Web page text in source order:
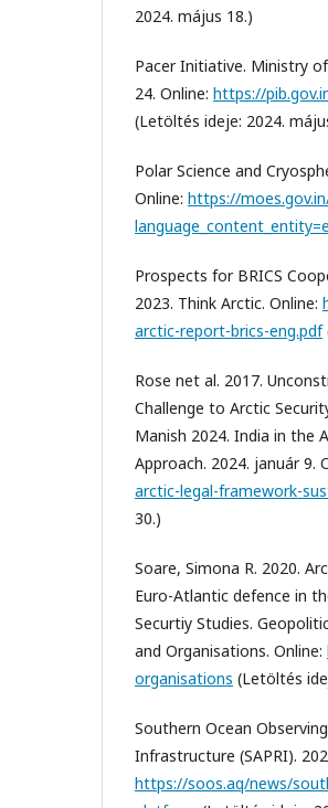
2024. május 18.)
Pacer Initiative. Ministry
24. Online: https://
(Letöltés ideje: 2024.
Polar Science and
Online: https://
Prospects for BRICS
2023. Think Arctic. Online:
arctic-report-brics-eng.pdf
Rose net al. 2017.
Challenge to Arctic
Manish 2024. India in the
Approach. 2024. január 9.
arctic-legal-framework-
30.)
Soare, Simona R. 2020.
Euro-Atlantic defence in
Securtiy Studies.
and Organisations. Online:
organisations (Letöltés
Southern Ocean
Infrastructure (SAPRI).
https://soos.aq/news/